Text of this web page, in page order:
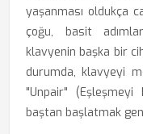
yaşanması oldukça
çoğu, basit
klavyenin başka bir
durumda, klavyeyi
"Unpair"
baştan başlatmak